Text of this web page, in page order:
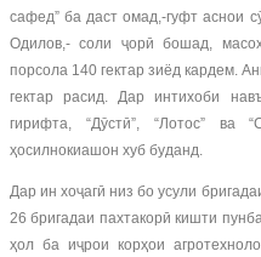
сафед” ба даст омад,-гуфт аснои
Одилов,- соли ҷорӣ бошад,
порсола 140 гектар зиёд кардем.
гектар расид. Дар интихоби
гирифта, “Дӯстӣ”, “Лотос” ва
ҳосилнокиашон хуб буданд.
Дар ин хоҷагӣ низ бо усули
26 бригадаи пахтакорӣ кишти
ҳол ба иҷрои корҳои